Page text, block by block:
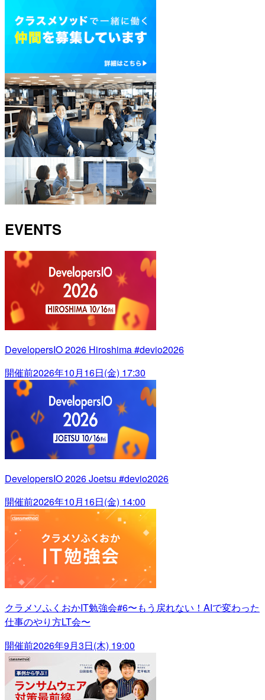
EVENTS
DevelopersIO 2026 Hiroshima #devio2026
開催前2026年10月16日(金) 17:30
DevelopersIO 2026 Joetsu #devio2026
開催前2026年10月16日(金) 14:00
クラメソふくおかIT勉強会#6〜もう戻れない！AIで変わった
仕事のやり方LT会〜
開催前2026年9月3日(木) 19:00